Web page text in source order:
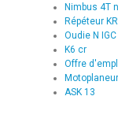
Nimbus 4T
Répéteur
Oudie N IGC
K6 cr
Offre
ASK 13